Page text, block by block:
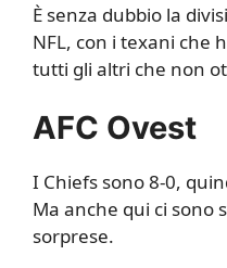
È senza dubbio la
NFL, con i texani che
tutti gli altri che non
AFC Ovest
I Chiefs sono 8-0,
Ma anche qui ci sono
sorprese.